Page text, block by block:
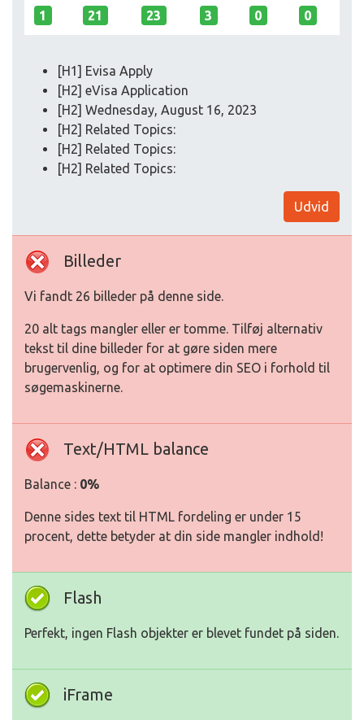
1 21 23 3 0 0
[H1] Evisa Apply
[H2] eVisa Application
[H2] Wednesday, August 16, 2023
[H2] Related Topics:
[H2] Related Topics:
[H2] Related Topics:
Udvid
Billeder
Vi fandt 26 billeder på denne side.
20 alt tags mangler eller er tomme. Tilføj alternativ
tekst til dine billeder for at gøre siden mere
brugervenlig, og for at optimere din SEO i forhold til
søgemaskinerne.
Text/HTML balance
Balance : 0%
Denne sides text til HTML fordeling er under 15
procent, dette betyder at din side mangler indhold!
Flash
Perfekt, ingen Flash objekter er blevet fundet på siden.
iFrame